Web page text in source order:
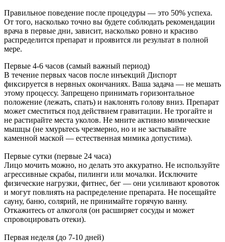
Правильное поведение после процедуры — это 50% успеха.
От того, насколько точно вы будете соблюдать рекомендации
врача в первые дни, зависит, насколько ровно и красиво
распределится препарат и проявится ли результат в полной
мере.
Первые 4-6 часов (самый важный период)
В течение первых часов после инъекций Диспорт
фиксируется в нервных окончаниях. Ваша задача — не мешать
этому процессу. Запрещено принимать горизонтальное
положение (лежать, спать) и наклонять голову вниз. Препарат
может сместиться под действием гравитации. Не трогайте и
не растирайте места уколов. Не мните активно мимические
мышцы (не хмурьтесь чрезмерно, но и не застывайте
каменной маской — естественная мимика допустима).
Первые сутки (первые 24 часа)
Лицо мочить можно, но делать это аккуратно. Не используйте
агрессивные скрабы, пилинги или мочалки. Исключите
физические нагрузки, фитнес, бег — они усиливают кровоток
и могут повлиять на распределение препарата. Не посещайте
сауну, баню, солярий, не принимайте горячую ванну.
Откажитесь от алкоголя (он расширяет сосуды и может
спровоцировать отеки).
Первая неделя (до 7-10 дней)